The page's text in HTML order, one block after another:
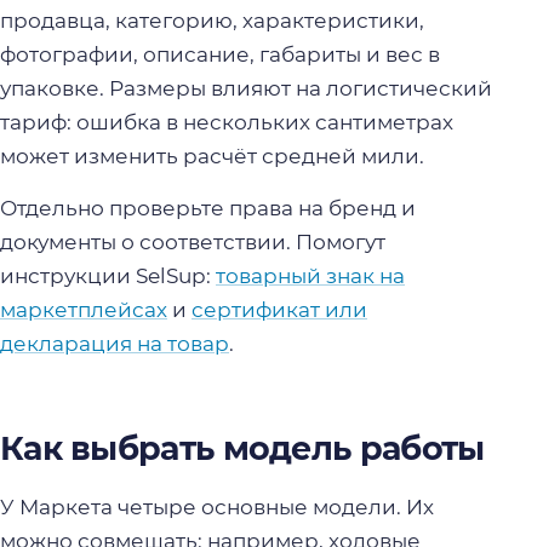
продавца, категорию, характеристики,
фотографии, описание, габариты и вес в
упаковке. Размеры влияют на логистический
тариф: ошибка в нескольких сантиметрах
может изменить расчёт средней мили.
Отдельно проверьте права на бренд и
документы о соответствии. Помогут
инструкции SelSup: товарный знак на
маркетплейсах и сертификат или
декларация на товар.
Как выбрать модель работы
У Маркета четыре основные модели. Их
можно совмещать: например, ходовые